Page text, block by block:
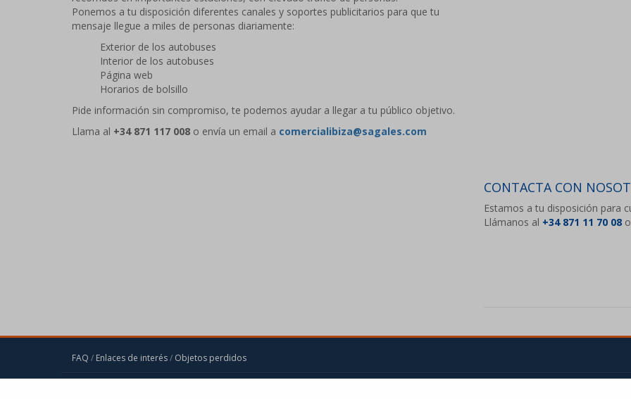
Ponemos a tu disposición diferentes canales y soportes publicitarios para que tu
mensaje llegue a miles de personas diariamente:
Exterior de los autobuses
Interior de los autobuses
Página web
Horarios de bolsillo
Pide información sin compromiso, te podemos ayudar a llegar a tu público objetivo.
Llama al +34 871 117 008 o envía un email a comercialibiza@sagales.com
CONTACTA CON
Estamos a tu disposición para
Llámanos al +34 871 11 70 08 o
FAQ / Enlaces de interés/ Objetos perdidos